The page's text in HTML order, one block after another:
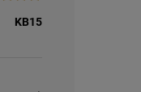
KB15